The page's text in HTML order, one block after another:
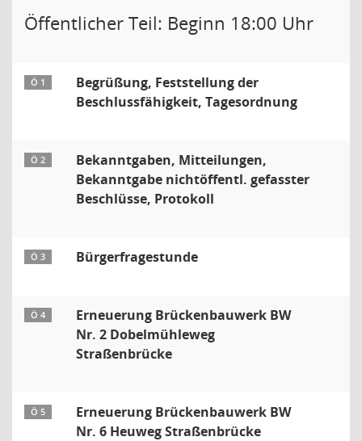
Öffentlicher Teil: Beginn 18:00 Uhr
Ö 1
Begrüßung, Feststellung der
Beschlussfähigkeit, Tagesordnung
Ö 2
Bekanntgaben, Mitteilungen,
Bekanntgabe nichtöffentl. gefasster
Beschlüsse, Protokoll
Ö 3 Bürgerfragestunde
Ö 4
Erneuerung Brückenbauwerk BW
Nr. 2 Dobelmühleweg
Straßenbrücke
Ö 5
Erneuerung Brückenbauwerk BW
Nr. 6 Heuweg Straßenbrücke